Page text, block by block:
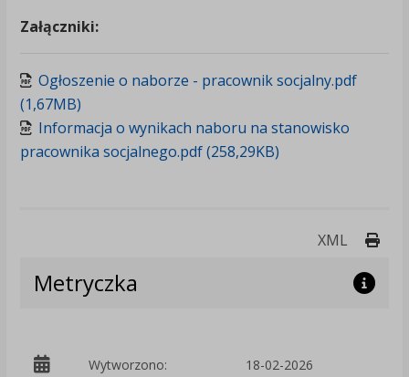
Załączniki:
Ogłoszenie o naborze - pracownik socjalny.pdf
(1,67MB)
Informacja o wynikach naboru na stanowisko
pracownika socjalnego.pdf (258,29KB)
XML
Metryczka
Wytworzono: 18-02-2026